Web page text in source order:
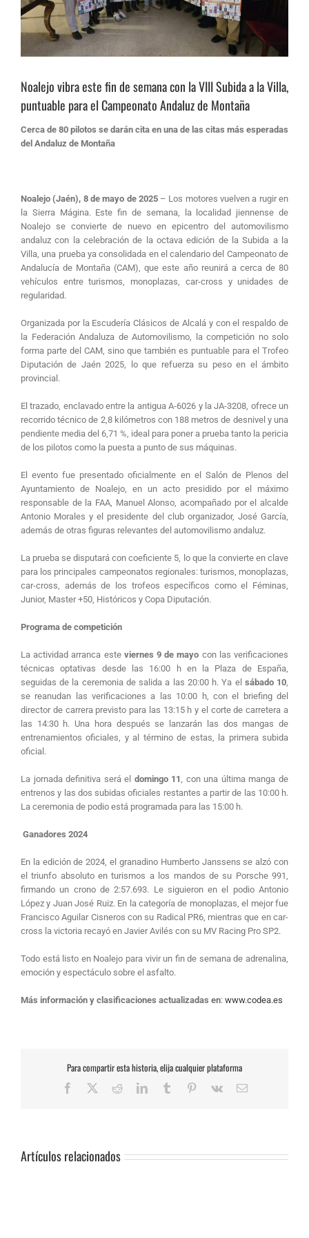
Noalejo vibra este fin de semana con la VIII Subida a la Villa,
puntuable para el Campeonato Andaluz de Montaña
Cerca de 80 pilotos se darán cita en una de las citas más esperadas
del Andaluz de Montaña
Noalejo (Jaén), 8 de mayo de 2025– Los motores vuelven a rugir en
la Sierra Mágina. Este fin de semana, la localidad jiennense de
Noalejo se convierte de nuevo en epicentro del automovilismo
andaluz con la celebración de la octava edición de la Subida a la
Villa, una prueba ya consolidada en el calendario del Campeonato de
Andalucía de Montaña (CAM), que este año reunirá a cerca de 80
vehículos entre turismos, monoplazas, car-cross y unidades de
regularidad.
Organizada por la Escudería Clásicos de Alcalá y con el respaldo de
la Federación Andaluza de Automovilismo, la competición no solo
forma parte del CAM, sino que también es puntuable para el Trofeo
Diputación de Jaén 2025, lo que refuerza su peso en el ámbito
provincial.
El trazado, enclavado entre la antigua A-6026 y la JA-3208, ofrece un
recorrido técnico de 2,8 kilómetros con 188 metros de desnivel y una
pendiente media del 6,71 %, ideal para poner a prueba tanto la pericia
de los pilotos como la puesta a punto de sus máquinas.
El evento fue presentado oficialmente en el Salón de Plenos del
Ayuntamiento de Noalejo, en un acto presidido por el máximo
responsable de la FAA, Manuel Alonso, acompañado por el alcalde
Antonio Morales y el presidente del club organizador, José García,
además de otras figuras relevantes del automovilismo andaluz.
La prueba se disputará con coeficiente 5, lo que la convierte en clave
para los principales campeonatos regionales: turismos, monoplazas,
car-cross, además de los trofeos específicos como el Féminas,
Junior, Master +50, Históricos y Copa Diputación.
Programa de competición
La actividad arranca este viernes 9 de mayo con las verificaciones
técnicas optativas desde las 16:00 h en la Plaza de España,
seguidas de la ceremonia de salida a las 20:00 h. Ya el sábado 10,
se reanudan las verificaciones a las 10:00 h, con el briefing del
director de carrera previsto para las 13:15 h y el corte de carretera a
las 14:30 h. Una hora después se lanzarán las dos mangas de
entrenamientos oficiales, y al término de estas, la primera subida
oficial.
La jornada definitiva será el domingo 11, con una última manga de
entrenos y las dos subidas oficiales restantes a partir de las 10:00 h.
La ceremonia de podio está programada para las 15:00 h.
Ganadores 2024
En la edición de 2024, el granadino Humberto Janssens se alzó con
el triunfo absoluto en turismos a los mandos de su Porsche 991,
firmando un crono de 2:57.693. Le siguieron en el podio Antonio
López y Juan José Ruiz. En la categoría de monoplazas, el mejor fue
Francisco Aguilar Cisneros con su Radical PR6, mientras que en car-
cross la victoria recayó en Javier Avilés con su MV Racing Pro SP2.
Todo está listo en Noalejo para vivir un fin de semana de adrenalina,
emoción y espectáculo sobre el asfalto.
Más información y clasificaciones actualizadas en: www.codea.es
Para compartir esta historia, elija cualquier plataforma
Facebook RedditLinkedInTumblr Pinterest
Vk
Correo
Artículos relacionados